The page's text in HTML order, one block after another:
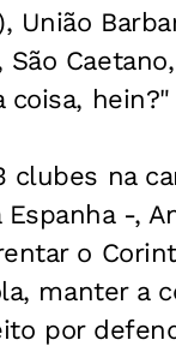
União
coisa, hein?"
clubes na
-,
o
manter a
por